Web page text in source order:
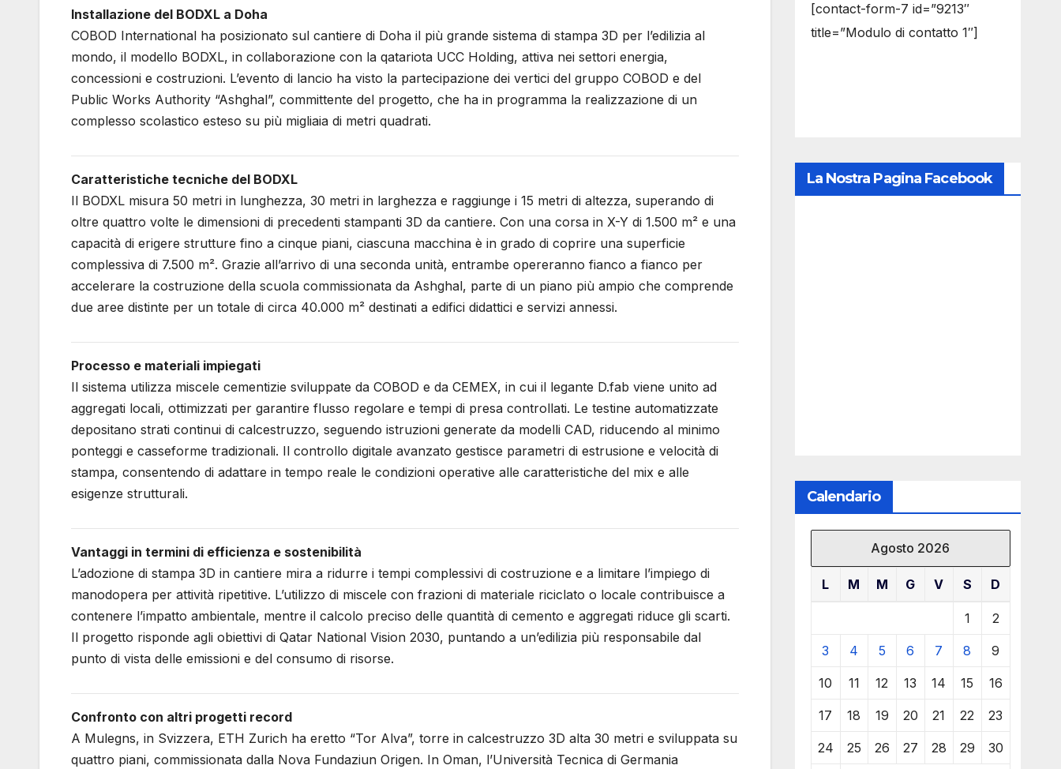
Installazione del BODXL a Doha
COBOD International ha posizionato sul cantiere di Doha il più grande sistema di stampa 3D per l’edilizia al
mondo, il modello BODXL, in collaborazione con la qatariota UCC Holding, attiva nei settori energia,
concessioni e costruzioni. L’evento di lancio ha visto la partecipazione dei vertici del gruppo COBOD e del
Public Works Authority “Ashghal”, committente del progetto, che ha in programma la realizzazione di un
complesso scolastico esteso su più migliaia di metri quadrati.
Caratteristiche tecniche del BODXL
Il BODXL misura 50 metri in lunghezza, 30 metri in larghezza e raggiunge i 15 metri di altezza, superando di
oltre quattro volte le dimensioni di precedenti stampanti 3D da cantiere. Con una corsa in X-Y di 1.500 m² e una
capacità di erigere strutture fino a cinque piani, ciascuna macchina è in grado di coprire una superficie
complessiva di 7.500 m². Grazie all’arrivo di una seconda unità, entrambe opereranno fianco a fianco per
accelerare la costruzione della scuola commissionata da Ashghal, parte di un piano più ampio che comprende
due aree distinte per un totale di circa 40.000 m² destinati a edifici didattici e servizi annessi.
Processo e materiali impiegati
Il sistema utilizza miscele cementizie sviluppate da COBOD e da CEMEX, in cui il legante D.fab viene unito ad
aggregati locali, ottimizzati per garantire flusso regolare e tempi di presa controllati. Le testine automatizzate
depositano strati continui di calcestruzzo, seguendo istruzioni generate da modelli CAD, riducendo al minimo
ponteggi e casseforme tradizionali. Il controllo digitale avanzato gestisce parametri di estrusione e velocità di
stampa, consentendo di adattare in tempo reale le condizioni operative alle caratteristiche del mix e alle
esigenze strutturali.
Vantaggi in termini di efficienza e sostenibilità
L’adozione di stampa 3D in cantiere mira a ridurre i tempi complessivi di costruzione e a limitare l’impiego di
manodopera per attività ripetitive. L’utilizzo di miscele con frazioni di materiale riciclato o locale contribuisce a
contenere l’impatto ambientale, mentre il calcolo preciso delle quantità di cemento e aggregati riduce gli scarti.
Il progetto risponde agli obiettivi di Qatar National Vision 2030, puntando a un’edilizia più responsabile dal
punto di vista delle emissioni e del consumo di risorse.
Confronto con altri progetti record
A Mulegns, in Svizzera, ETH Zurich ha eretto “Tor Alva”, torre in calcestruzzo 3D alta 30 metri e sviluppata su
quattro piani, commissionata dalla Nova Fundaziun Origen. In Oman, l’Università Tecnica di Germania
[contact-form-7 id=”9213″
title=”Modulo di contatto 1″]
La Nostra Pagina Facebook
Calendario
Agosto 2026
L M M G V S D
1 2
3 4 5 6 7 8 9
10 11 12 13 14 15 16
17 18 19 20 21 22 23
24 25 26 27 28 29 30